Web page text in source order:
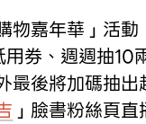
物嘉年華」活
券、週週抽10
最後將加碼抽
」臉書粉絲頁